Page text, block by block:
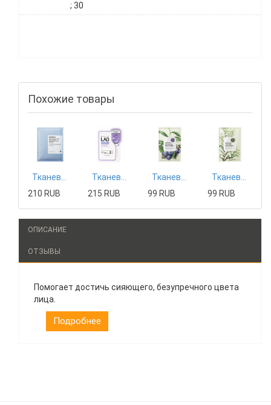
; 30
Похожие товары
210 RUB
215 RUB
99 RUB
99 RUB
ОПИСАНИЕ
ОТЗЫВЫ
Помогает достичь сияющего, безупречного цвета
лица.
Подробнее